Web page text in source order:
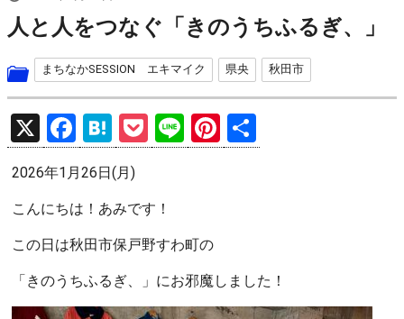
人と人をつなぐ「きのうちふるぎ、」
まちなかSESSION エキマイク 県央 秋田市
X
F
a
ce
b
o
o
k
H
at
e
n
a
P
o
et
Li
n
Pi
nt 有
2026年1月26日(月)
こんにちは！あみです！
この日は秋田市保戸野すわ町の
「きのうちふるぎ、」にお邪魔しました！